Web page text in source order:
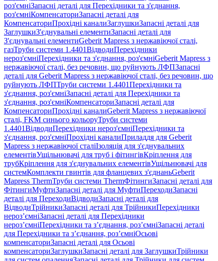
роз'ємніЗапасні деталі для Перехідники та з'єднання,
роз'ємніКомпенсаториЗапасні деталі для
КомпенсаториПрохідні каналиЗаглушкиЗапасні деталі для
ЗаглушкиЗ'єднувальні елементиЗапасні деталі для
З'єднувальні елементиGeberit Mapress з нержавіючої сталі,
газТруби системи 1.4401ВідводиПерехідники
нероз'ємніПерехідники та з'єднання, роз'ємніGeberit Mapress з
нержавіючої сталі, без речовин, що руйнують ЛФПЗапасні
деталі для Geberit Mapress з нержавіючої сталі, без речовин, що
руйнують ЛФПТруби системи 1.4401Перехідники та
з'єднання, роз'ємніЗапасні деталі для Перехідники та
з'єднання, роз'ємніКомпенсаториЗапасні деталі для
КомпенсаториПрохідні каналиGeberit Mapress з нержавіючої
сталі, FKM синього кольоруТруби системи
1.4401ВідводиПерехідники нероз'ємніПерехідники та
з'єднання, роз'ємніПрохідні каналиПриладдя для Geberit
Mapress з нержавіючої сталіІзоляція для з'єднувальних
елементівУщільнювачі для труб і фітингівКріплення для
трубКріплення для з'єднувальних елементівУщільнювачі для
системКомплекти гвинтів для фланцевих з'єднаньGeberit
Mapress ThermТруби системи ThermФітингиЗапасні деталі для
ФітингиМуфтиЗапасні деталі для МуфтиПереходиЗапасні
деталі для ПереходиВідводиЗапасні деталі для
ВідводиТрійникиЗапасні деталі для ТрійникиПерехідники
нероз’ємніЗапасні деталі для Перехідники
нероз’ємніПерехідники та з’єднання, роз’ємніЗапасні деталі
для Перехідники та з’єднання, роз’ємніОсьові
компенсаториЗапасні деталі для Осьові
компенсаториЗаглушкиЗапасні деталі для ЗаглушкиТрійники